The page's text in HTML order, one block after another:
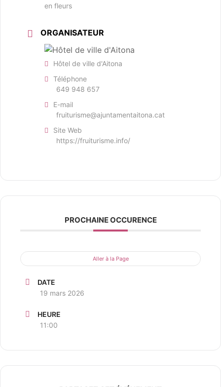
en fleurs
ORGANISATEUR
Hôtel de ville d'Aitona
Téléphone
649 948 657
E-mail
fruiturisme@ajuntamentaitona.cat
Site Web
https://fruiturisme.info/
PROCHAINE OCCURENCE
Aller à la Page
DATE
19 mars 2026
HEURE
11:00